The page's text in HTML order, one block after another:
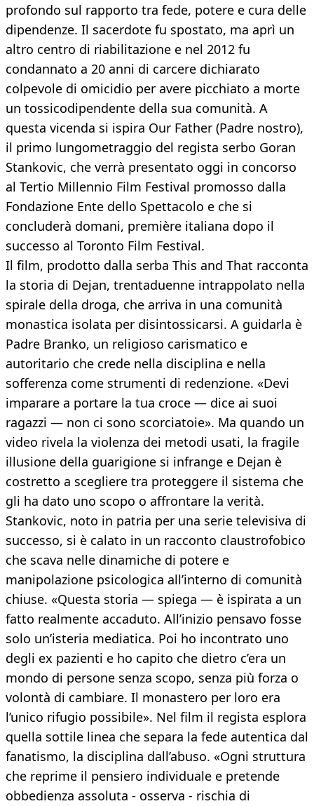
profondo sul rapporto tra fede, potere e cura delle
dipendenze. Il sacerdote fu spostato, ma aprì un
altro centro di riabilitazione e nel 2012 fu
condannato a 20 anni di carcere dichiarato
colpevole di omicidio per avere picchiato a morte
un tossicodipendente della sua comunità. A
questa vicenda si ispira Our Father (Padre nostro),
il primo lungometraggio del regista serbo Goran
Stankovic, che verrà presentato oggi in concorso
al Tertio Millennio Film Festival promosso dalla
Fondazione Ente dello Spettacolo e che si
concluderà domani, première italiana dopo il
successo al Toronto Film Festival.
Il film, prodotto dalla serba This and That racconta
la storia di Dejan, trentaduenne intrappolato nella
spirale della droga, che arriva in una comunità
monastica isolata per disintossicarsi. A guidarla è
Padre Branko, un religioso carismatico e
autoritario che crede nella disciplina e nella
sofferenza come strumenti di redenzione. «Devi
imparare a portare la tua croce — dice ai suoi
ragazzi — non ci sono scorciatoie». Ma quando un
video rivela la violenza dei metodi usati, la fragile
illusione della guarigione si infrange e Dejan è
costretto a scegliere tra proteggere il sistema che
gli ha dato uno scopo o affrontare la verità.
Stankovic, noto in patria per una serie televisiva di
successo, si è calato in un racconto claustrofobico
che scava nelle dinamiche di potere e
manipolazione psicologica all’interno di comunità
chiuse. «Questa storia — spiega — è ispirata a un
fatto realmente accaduto. All’inizio pensavo fosse
solo un’isteria mediatica. Poi ho incontrato uno
degli ex pazienti e ho capito che dietro c’era un
mondo di persone senza scopo, senza più forza o
volontà di cambiare. Il monastero per loro era
l’unico rifugio possibile». Nel film il regista esplora
quella sottile linea che separa la fede autentica dal
fanatismo, la disciplina dall’abuso. «Ogni struttura
che reprime il pensiero individuale e pretende
obbedienza assoluta - osserva - rischia di